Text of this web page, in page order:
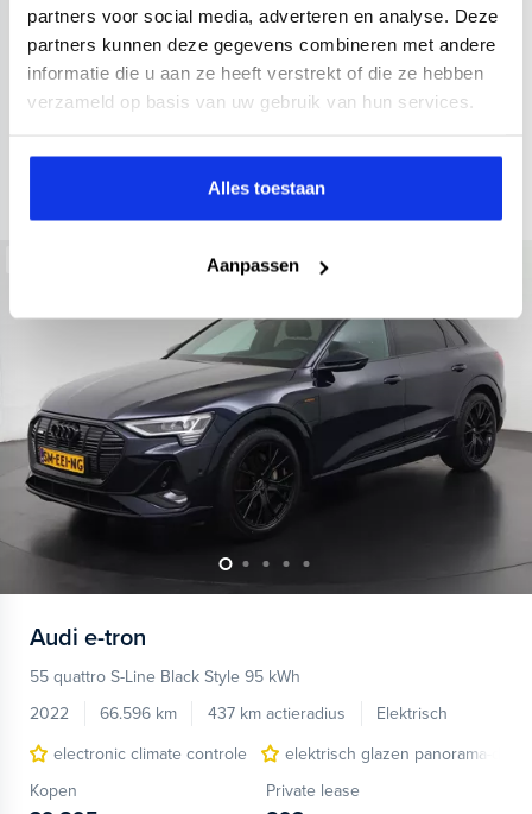
partners voor social media, adverteren en analyse. Deze
partners kunnen deze gegevens combineren met andere
informatie die u aan ze heeft verstrekt of die ze hebben
verzameld op basis van uw gebruik van hun services.
Alles toestaan
Aanpassen
34.998 km 437 km actieradius
Elektrisch
electronic climate controle
elektrisch glazen panorama-dak
Kopen
36.895,-
Private lease
793,- p.m.
Audi e-tron
55 quattro S-Line Black Style 95 kWh
2022
66.596 km 437 km actieradius
Elektrisch
electronic climate controle
elektrisch glazen panorama-dak
Kopen
Private lease